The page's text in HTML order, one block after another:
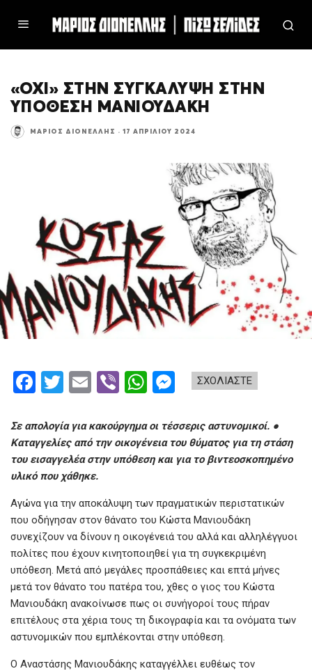
«ΟΧΙ» ΣΤΗΝ ΣΥΓΚΑΛΥΨΗ ΣΤΗΝ
ΥΠΟΘΕΣΗ ΜΑΝΙΟΥΔΑΚΗ
ΜΆΡΙΟΣ ΔΙΟΝΈΛΛΗΣ · 17 ΑΠΡΙΛΊΟΥ 2024
ΣΧΟΛΙΑΣΤΕ
F
ce
b
o
k
T
tt
er
E
ail
Vi
er
W
at
s
A
p
se
n
g
Σε απολογία για κακούργημα οι τέσσερις αστυνομικοί. ●
Καταγγελίες από την οικογένεια του θύματος για τη στάση
του εισαγγελέα στην υπόθεση και για το βιντεοσκοπημένο
υλικό που χάθηκε.
Αγώνα για την αποκάλυψη των πραγματικών περιστατικών
που οδήγησαν στον θάνατο του Κώστα Μανιουδάκη
συνεχίζουν να δίνουν η οικογένειά του αλλά και αλληλέγγυοι
πολίτες που έχουν κινητοποιηθεί για τη συγκεκριμένη
υπόθεση. Μετά από μεγάλες προσπάθειες και επτά μήνες
μετά τον θάνατο του πατέρα του, χθες ο γιος του Κώστα
Μανιουδάκη ανακοίνωσε πως οι συνήγοροί τους πήραν
επιτέλους στα χέρια τους τη δικογραφία και τα ονόματα των
αστυνομικών που εμπλέκονται στην υπόθεση.
Ο Αναστάσης Μανιουδάκης καταγγέλλει ευθέως τον